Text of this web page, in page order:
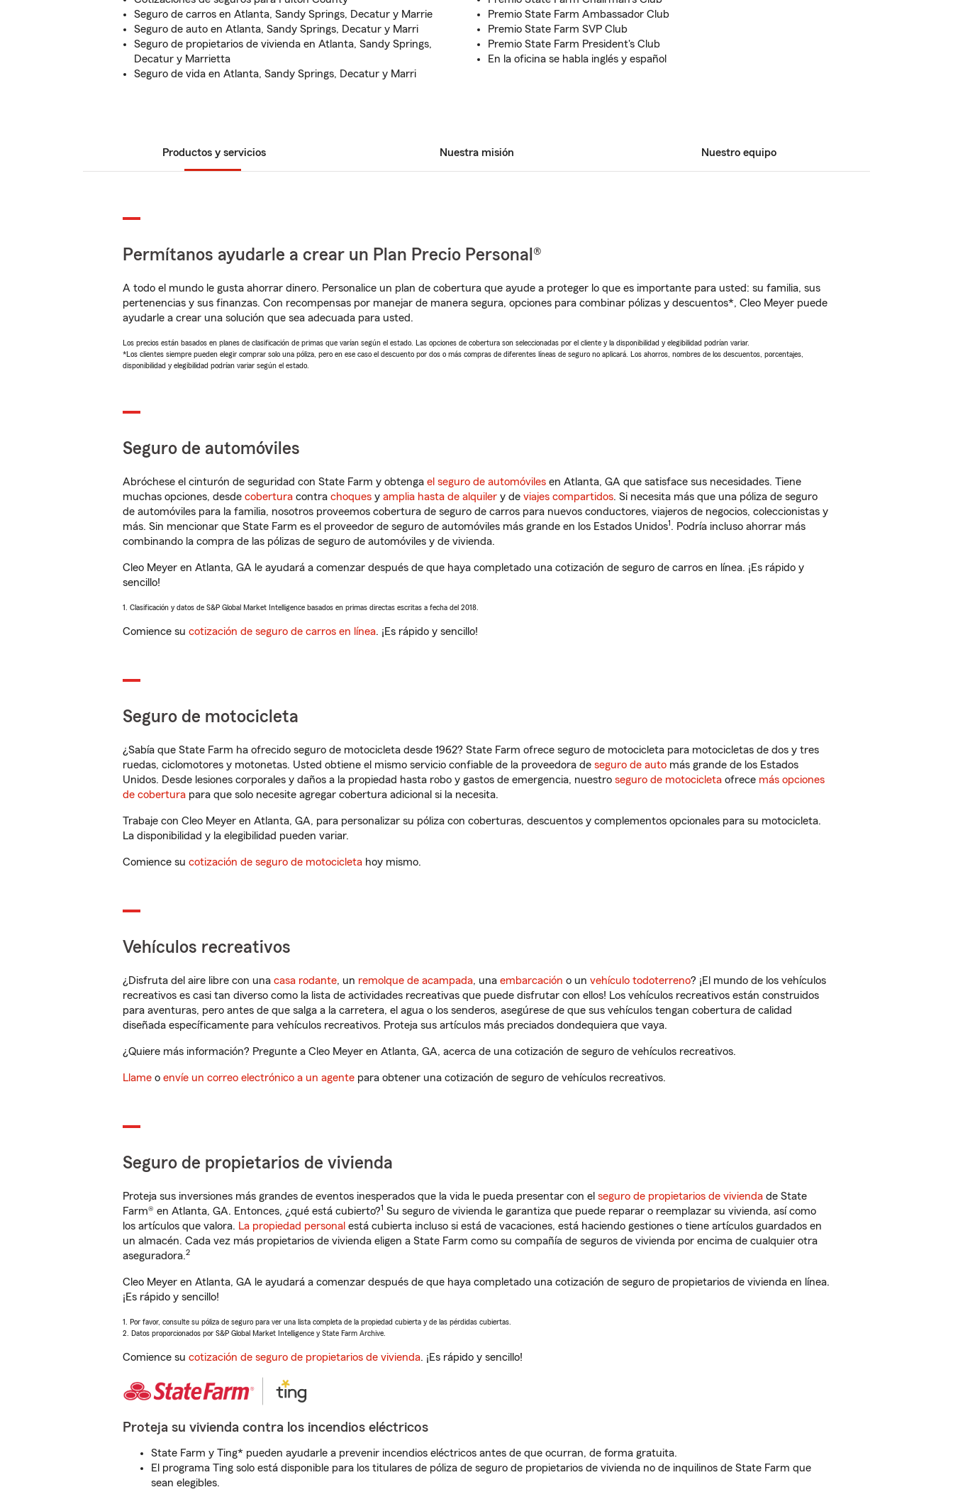
Seguro de carros en Atlanta, Sandy Springs, Decatur y Marrie
Seguro de auto en Atlanta, Sandy Springs, Decatur y Marri
Seguro de propietarios de vivienda en Atlanta, Sandy Springs,
Decatur y Marrietta
Seguro de vida en Atlanta, Sandy Springs, Decatur y Marri
Premio State Farm Ambassador Club
Premio State Farm SVP Club
Premio State Farm President's Club
En la oficina se habla inglés y español
Productos y servicios Nuestra misión Nuestro equipo
Permítanos ayudarle a crear un Plan Precio Personal®
A todo el mundo le gusta ahorrar dinero. Personalice un plan de cobertura que ayude a proteger lo que es importante para usted: su familia, sus
pertenencias y sus finanzas. Con recompensas por manejar de manera segura, opciones para combinar pólizas y descuentos*, Cleo Meyer puede
ayudarle a crear una solución que sea adecuada para usted.
Los precios están basados en planes de clasificación de primas que varían según el estado. Las opciones de cobertura son seleccionadas por el cliente y la disponibilidad y elegibilidad podrían variar.
*Los clientes siempre pueden elegir comprar solo una póliza, pero en ese caso el descuento por dos o más compras de diferentes líneas de seguro no aplicará. Los ahorros, nombres de los descuentos, porcentajes,
disponibilidad y elegibilidad podrían variar según el estado.
Seguro de automóviles
Abróchese el cinturón de seguridad con State Farm y obtenga el seguro de automóviles en Atlanta, GA que satisface sus necesidades. Tiene
muchas opciones, desde cobertura contra choques y amplia hasta de alquiler y de viajes compartidos. Si necesita más que una póliza de seguro
de automóviles para la familia, nosotros proveemos cobertura de seguro de carros para nuevos conductores, viajeros de negocios, coleccionistas y
más. Sin mencionar que State Farm es el proveedor de seguro de automóviles más grande en los Estados Unidos1. Podría incluso ahorrar más
combinando la compra de las pólizas de seguro de automóviles y de vivienda.
Cleo Meyer en Atlanta, GA le ayudará a comenzar después de que haya completado una cotización de seguro de carros en línea. ¡Es rápido y
sencillo!
1. Clasificación y datos de S&P Global Market Intelligence basados en primas directas escritas a fecha del 2018.
Comience su cotización de seguro de carros en línea. ¡Es rápido y sencillo!
Seguro de motocicleta
¿Sabía que State Farm ha ofrecido seguro de motocicleta desde 1962? State Farm ofrece seguro de motocicleta para motocicletas de dos y tres
ruedas, ciclomotores y motonetas. Usted obtiene el mismo servicio confiable de la proveedora de seguro de auto más grande de los Estados
Unidos. Desde lesiones corporales y daños a la propiedad hasta robo y gastos de emergencia, nuestro seguro de motocicleta ofrece más opciones
de cobertura para que solo necesite agregar cobertura adicional si la necesita.
Trabaje con Cleo Meyer en Atlanta, GA, para personalizar su póliza con coberturas, descuentos y complementos opcionales para su motocicleta.
La disponibilidad y la elegibilidad pueden variar.
Comience su cotización de seguro de motocicleta hoy mismo.
Vehículos recreativos
¿Disfruta del aire libre con una casa rodante, un remolque de acampada, una embarcación o un vehículo todoterreno? ¡El mundo de los vehículos
recreativos es casi tan diverso como la lista de actividades recreativas que puede disfrutar con ellos! Los vehículos recreativos están construidos
para aventuras, pero antes de que salga a la carretera, el agua o los senderos, asegúrese de que sus vehículos tengan cobertura de calidad
diseñada específicamente para vehículos recreativos. Proteja sus artículos más preciados dondequiera que vaya.
¿Quiere más información? Pregunte a Cleo Meyer en Atlanta, GA, acerca de una cotización de seguro de vehículos recreativos.
Llame o envíe un correo electrónico a un agente para obtener una cotización de seguro de vehículos recreativos.
Seguro de propietarios de vivienda
Proteja sus inversiones más grandes de eventos inesperados que la vida le pueda presentar con el seguro de propietarios de vivienda de State
Farm® en Atlanta, GA. Entonces, ¿qué está cubierto?1 Su seguro de vivienda le garantiza que puede reparar o reemplazar su vivienda, así como
los artículos que valora. La propiedad personal está cubierta incluso si está de vacaciones, está haciendo gestiones o tiene artículos guardados en
un almacén. Cada vez más propietarios de vivienda eligen a State Farm como su compañía de seguros de vivienda por encima de cualquier otra
aseguradora.2
Cleo Meyer en Atlanta, GA le ayudará a comenzar después de que haya completado una cotización de seguro de propietarios de vivienda en línea.
¡Es rápido y sencillo!
1. Por favor, consulte su póliza de seguro para ver una lista completa de la propiedad cubierta y de las pérdidas cubiertas.
2. Datos proporcionados por S&P Global Market Intelligence y State Farm Archive.
Comience su cotización de seguro de propietarios de vivienda. ¡Es rápido y sencillo!
Proteja su vivienda contra los incendios eléctricos
State Farm y Ting* pueden ayudarle a prevenir incendios eléctricos antes de que ocurran, de forma gratuita.
El programa Ting solo está disponible para los titulares de póliza de seguro de propietarios de vivienda no de inquilinos de State Farm que
sean elegibles.